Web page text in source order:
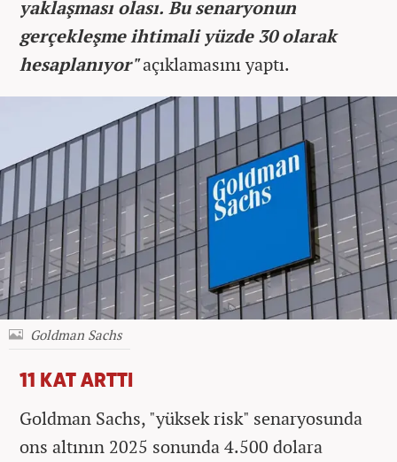
yaklaşması olası. Bu senaryonun
gerçekleşme ihtimali yüzde 30 olarak
hesaplanıyor"açıklamasını yaptı.
Goldman Sachs
11 KAT ARTTI
Goldman Sachs, "yüksek risk" senaryosunda
ons altının 2025 sonunda 4.500 dolara